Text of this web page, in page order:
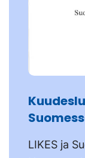
LIKES ja